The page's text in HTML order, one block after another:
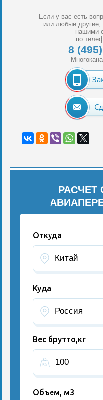
Если у вас есть
или любые другие,
нашими
по
8
РАСЧЕТ
Откуда
Куда
Вес брутто,кг
Объем, м3